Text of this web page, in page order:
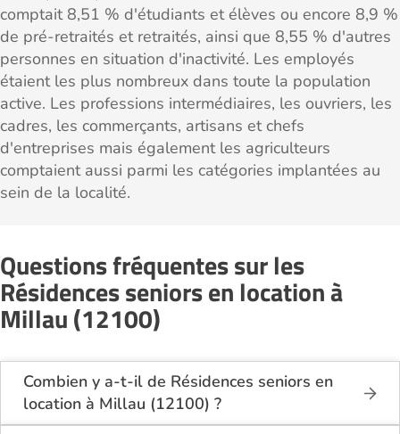
comptait 8,51 % d'étudiants et élèves ou encore 8,9 %
de pré-retraités et retraités, ainsi que 8,55 % d'autres
personnes en situation d'inactivité. Les employés
étaient les plus nombreux dans toute la population
active. Les professions intermédiaires, les ouvriers, les
cadres, les commerçants, artisans et chefs
d'entreprises mais également les agriculteurs
comptaient aussi parmi les catégories implantées au
sein de la localité.
Questions fréquentes sur les
Résidences seniors en location à
Millau (12100)
Combien y a-t-il de Résidences seniors en
location à Millau (12100) ?
Sur le site Logement-seniors.com, on recense